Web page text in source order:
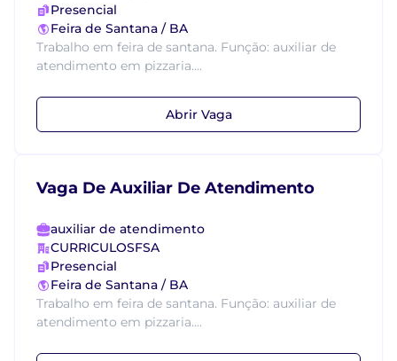
Presencial
Feira de Santana / BA
Trabalho em feira de santana. Função: auxiliar de
atendimento em pizzaria....
Abrir Vaga
Vaga De Auxiliar De Atendimento
auxiliar de atendimento
CURRICULOSFSA
Presencial
Feira de Santana / BA
Trabalho em feira de santana. Função: auxiliar de
atendimento em pizzaria....